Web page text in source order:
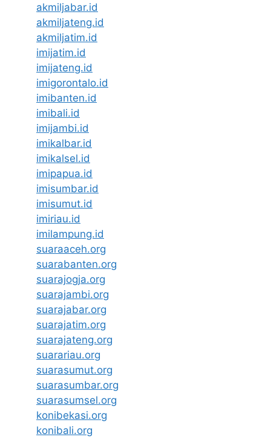
akmiljabar.id
akmiljateng.id
akmiljatim.id
imijatim.id
imijateng.id
imigorontalo.id
imibanten.id
imibali.id
imijambi.id
imikalbar.id
imikalsel.id
imipapua.id
imisumbar.id
imisumut.id
imiriau.id
imilampung.id
suaraaceh.org
suarabanten.org
suarajogja.org
suarajambi.org
suarajabar.org
suarajatim.org
suarajateng.org
suarariau.org
suarasumut.org
suarasumbar.org
suarasumsel.org
konibekasi.org
konibali.org